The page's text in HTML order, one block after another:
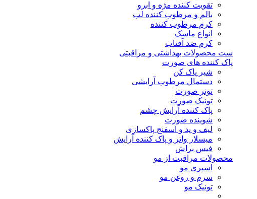
تقویت کننده مژه و ابرو
بالم و مرطوب کننده لب
کرم مرطوب کننده
انواع ماسک
کرم ضد آفتاب
ست محصولات بهداشتی و مراقبتی
پاک کننده های صورت
شیر پاک کن
دستمال مرطوب آرایشی
تونر صورت
تونیک صورت
پاک کننده آرایش چشم
شوینده صورت
لیف و پد و اسفنج پاکسازی
میسلار واتر و پاک کننده آرایش
فیس براش
محصولات مراقبت از مو
اسپری مو
سرم و روغن مو
تونیک مو